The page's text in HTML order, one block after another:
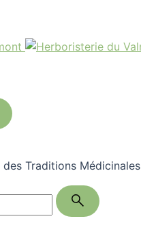
Traditions Médicinales